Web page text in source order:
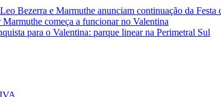
Leo Bezerra e Marmuthe anunciam continuação da
começa a funcionar no Valentina
para o Valentina: parque linear na Perimetral Sul